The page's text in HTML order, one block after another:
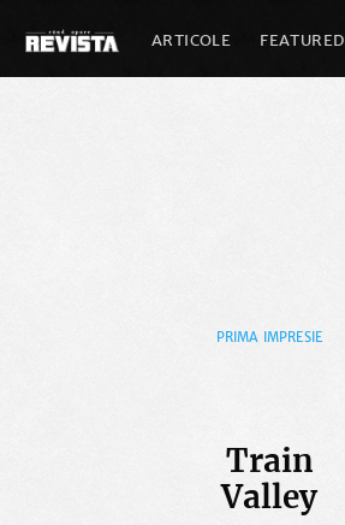
ARTICOLE FEATURED
PRIMA IMPRESIE
Train
Valley